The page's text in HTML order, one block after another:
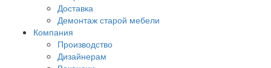
Доставка
Демонтаж старой мебели
Компания
Производство
Дизайнерам